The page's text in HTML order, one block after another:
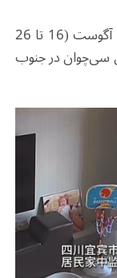
دوازدهمین دوره بازی‌های جهانی از 7 تا 17 آگوست (16 تا 26
سی‌چوان در جنوب